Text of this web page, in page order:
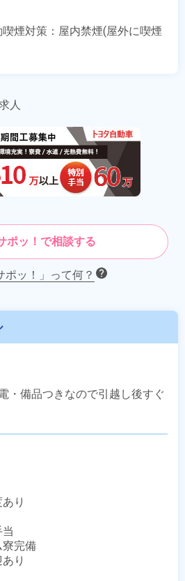
煙対策：屋内禁煙(屋外に喫煙
人
ポッ！で相談する
ポッ！」って何？
・備品つきなので引越し後すぐ
り
完備
り